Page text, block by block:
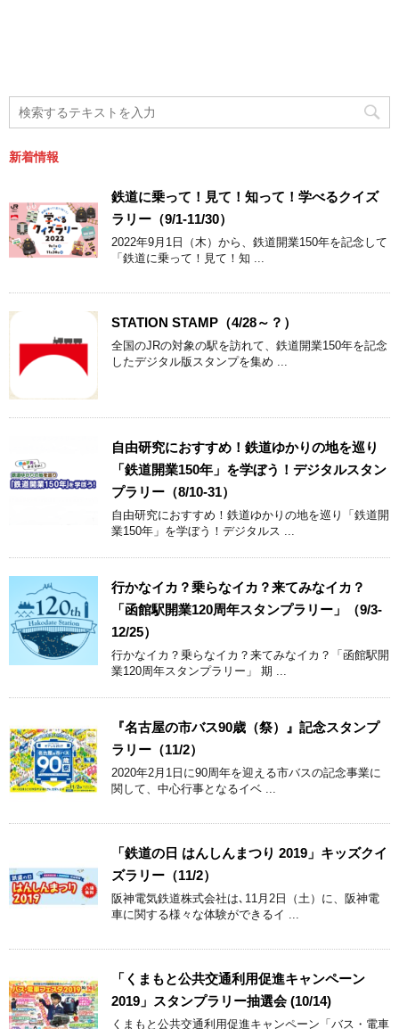
新着情報
鉄道に乗って！見て！知って！学べるクイズ
ラリー（9/1-11/30）
2022年9月1日（木）から、鉄道開業150年を記念して
「鉄道に乗って！見て！知 ...
STATION STAMP（4/28～？）
全国のJRの対象の駅を訪れて、鉄道開業150年を記念
したデジタル版スタンプを集め ...
自由研究におすすめ！鉄道ゆかりの地を巡り
「鉄道開業150年」を学ぼう！デジタルスタン
プラリー（8/10-31）
自由研究におすすめ！鉄道ゆかりの地を巡り「鉄道開
業150年」を学ぼう！デジタルス ...
行かなイカ？乗らなイカ？来てみなイカ？
「函館駅開業120周年スタンプラリー」（9/3-
12/25）
行かなイカ？乗らなイカ？来てみなイカ？「函館駅開
業120周年スタンプラリー」 期 ...
『名古屋の市バス90歳（祭）』記念スタンプ
ラリー（11/2）
2020年2月1日に90周年を迎える市バスの記念事業に
関して、中心行事となるイベ ...
「鉄道の日 はんしんまつり 2019」キッズクイ
ズラリー（11/2）
阪神電気鉄道株式会社は､11月2日（土）に、阪神電
車に関する様々な体験ができるイ ...
「くまもと公共交通利用促進キャンペーン
2019」スタンプラリー抽選会 (10/14)
くまもと公共交通利用促進キャンペーン「バス・電車